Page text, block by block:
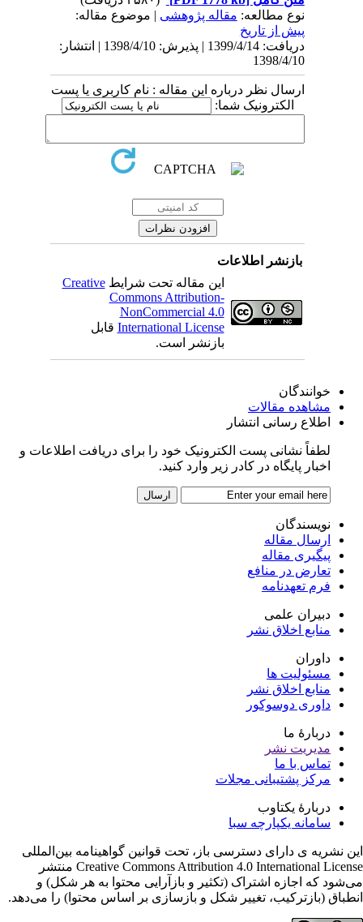
نوع مطالعه:مقاله پژوهشی| موضوع مقاله:
پیش از تاریخ
دریافت: 1399/4/14 | پذیرش: 1398/4/10 | انتشار:
1398/4/10
ارسال نظر درباره این مقاله : نام کاربری یا پست
الکترونیک شما:
بازنشر اطلاعات
این مقاله تحت شرایطCreative
Commons Attribution-
NonCommercial 4.0
International Licenseقابل
بازنشر است.
خوانندگان
مشاهده مقالات
اطلاع رسانی انتشار
لطفاً نشانی پست الکترونیک خود را برای دریافت اطلاعات و
اخبار پایگاه در کادر زیر وارد کنید.
نویسندگان
ارسال مقاله
پیگیری مقاله
تعارض در منافع
فرم تعهدنامه
دبیران علمی
منابع اخلاق نشر
داوران
مسئولیت ها
منابع اخلاق نشر
داوری دوسوکور
دربارۀ ما
مدیریت نشر
تماس با ما
مرکز پشتیبانی مجلات
دربارۀ یکتاوب
سامانه یکپارچه سبا
نشریه ی دارای دسترسی باز، تحت قوانین گواهینامه بین‌المللی
Creative Commons Attribution 4.0 International License منتشر
که اجازه اشتراک (تکثیر و بازآرایی محتوا به هر شکل) و
(بازترکیب، تغییر شکل و بازسازی بر اساس محتوا) را می‌دهد.